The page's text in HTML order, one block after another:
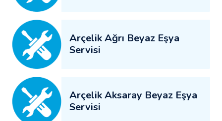
Arçelik Ağrı Beyaz Eşya
Servisi
Arçelik Aksaray Beyaz Eşya
Servisi